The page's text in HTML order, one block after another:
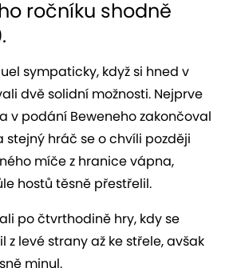
ročníku shodně
sympaticky, když si hned v
dvě solidní možnosti. Nejprve
v podání Beweneho zakončoval
stejný hráč se o chvíli později
míče z hranice vápna,
hostů těsně přestřelil.
po čtvrthodině hry, kdy se
z levé strany až ke střele, avšak
minul.